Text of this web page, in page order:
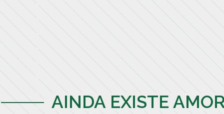
AINDA EXISTE